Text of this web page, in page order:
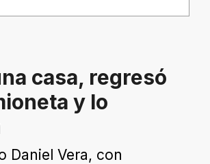
casa, regresó
y lo
Daniel Vera, con